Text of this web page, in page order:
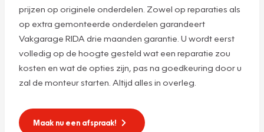
prijzen op originele onderdelen. Zowel op reparaties als
op extra gemonteerde onderdelen garandeert
Vakgarage RIDA drie maanden garantie. U wordt eerst
volledig op de hoogte gesteld wat een reparatie zou
kosten en wat de opties zijn, pas na goedkeuring door u
zal de monteur starten. Altijd alles in overleg.
Maak nu een afspraak!